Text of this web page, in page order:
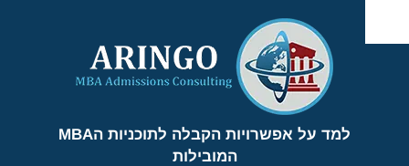
content
למד על אפשרויות הקבלה לתוכניות הMBA
המובילות